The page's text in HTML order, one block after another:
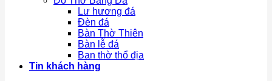
Lư hương đá
Đèn đá
Bàn Thờ Thiên
Bàn lễ đá
Ban thờ thổ địa
Tin khách hàng